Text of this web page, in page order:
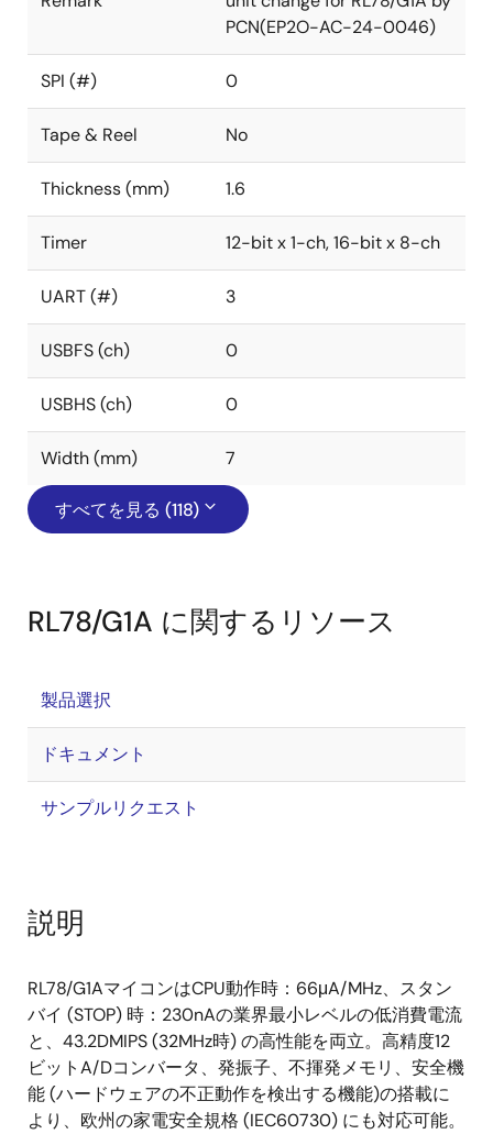
PCN(EP2O-AC-24-0046)
SPI (#) 0
Tape & Reel No
Thickness (mm) 1.6
Timer 12-bit x 1-ch, 16-bit x 8-ch
UART (#) 3
USBFS (ch) 0
USBHS (ch) 0
Width (mm) 7
すべてを見る (118)
RL78/G1A に関するリソース
製品選択
ドキュメント
サンプルリクエスト
説明
RL78/G1AマイコンはCPU動作時：66μA/MHz、スタン
バイ (STOP) 時：230nAの業界最小レベルの低消費電流
と、43.2DMIPS (32MHz時) の高性能を両立。高精度12
ビットA/Dコンバータ、発振子、不揮発メモリ、安全機
能 (ハードウェアの不正動作を検出する機能)の搭載に
より、欧州の家電安全規格 (IEC60730) にも対応可能。